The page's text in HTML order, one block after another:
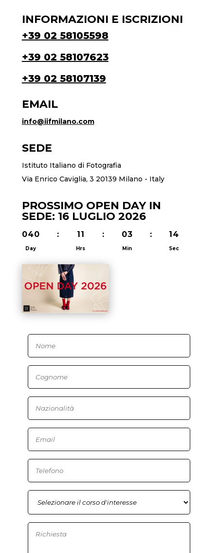
INFORMAZIONI E ISCRIZIONI
+39 02 58105598
+39 02 58107623
+39 02 58107139
EMAIL
info@iifmilano.com
SEDE
Istituto Italiano di Fotografia
Via Enrico Caviglia, 3 20139 Milano - Italy
PROSSIMO OPEN DAY IN
SEDE: 16 LUGLIO 2026
040
Day
: 11
Hrs
: 03
Min
: 13
Sec